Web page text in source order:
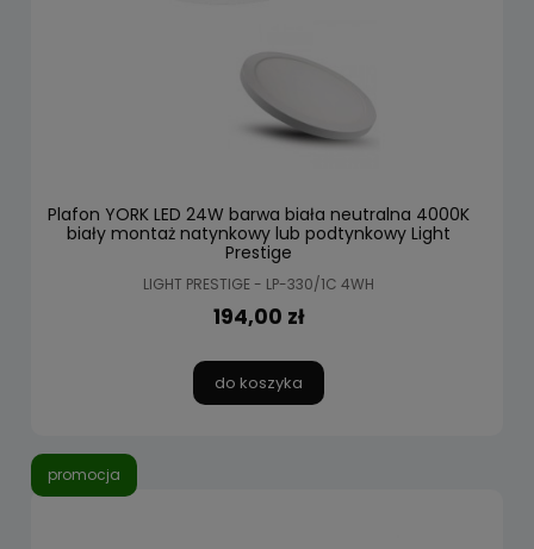
Plafon YORK LED 24W barwa biała neutralna 4000K
biały montaż natynkowy lub podtynkowy Light
Prestige
LIGHT PRESTIGE - LP-330/1C 4WH
194,00 zł
do koszyka
promocja